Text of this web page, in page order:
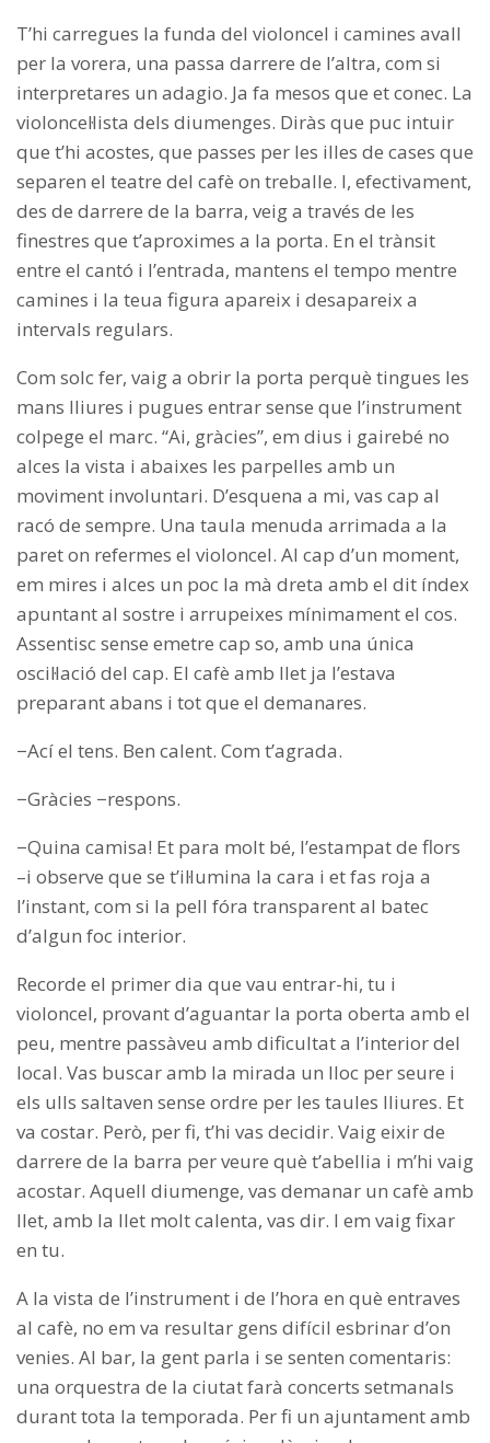
T’hi carregues la funda del violoncel i camines avall
per la vorera, una passa darrere de l’altra, com si
interpretares un adagio. Ja fa mesos que et conec. La
violoncel·lista dels diumenges. Diràs que puc intuir
que t’hi acostes, que passes per les illes de cases que
separen el teatre del cafè on treballe. I, efectivament,
des de darrere de la barra, veig a través de les
finestres que t’aproximes a la porta. En el trànsit
entre el cantó i l’entrada, mantens el tempo mentre
camines i la teua figura apareix i desapareix a
intervals regulars.
Com solc fer, vaig a obrir la porta perquè tingues les
mans lliures i pugues entrar sense que l’instrument
colpege el marc. “Ai, gràcies”, em dius i gairebé no
alces la vista i abaixes les parpelles amb un
moviment involuntari. D’esquena a mi, vas cap al
racó de sempre. Una taula menuda arrimada a la
paret on refermes el violoncel. Al cap d’un moment,
em mires i alces un poc la mà dreta amb el dit índex
apuntant al sostre i arrupeixes mínimament el cos.
Assentisc sense emetre cap so, amb una única
oscil·lació del cap. El cafè amb llet ja l’estava
preparant abans i tot que el demanares.
−Ací el tens. Ben calent. Com t’agrada.
−Gràcies −respons.
−Quina camisa! Et para molt bé, l’estampat de flors
–i observe que se t’il·lumina la cara i et fas roja a
l’instant, com si la pell fóra transparent al batec
d’algun foc interior.
Recorde el primer dia que vau entrar-hi, tu i
violoncel, provant d’aguantar la porta oberta amb el
peu, mentre passàveu amb dificultat a l’interior del
local. Vas buscar amb la mirada un lloc per seure i
els ulls saltaven sense ordre per les taules lliures. Et
va costar. Però, per fi, t’hi vas decidir. Vaig eixir de
darrere de la barra per veure què t’abellia i m’hi vaig
acostar. Aquell diumenge, vas demanar un cafè amb
llet, amb la llet molt calenta, vas dir. I em vaig fixar
en tu.
A la vista de l’instrument i de l’hora en què entraves
al cafè, no em va resultar gens difícil esbrinar d’on
venies. Al bar, la gent parla i se senten comentaris:
una orquestra de la ciutat farà concerts setmanals
durant tota la temporada. Per fi un ajuntament amb